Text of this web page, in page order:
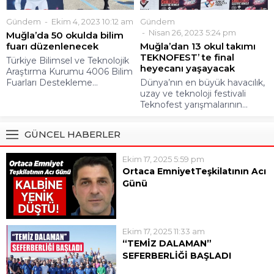
Gündem Ekim 4, 2023 10:12 am
Muğla’da 50 okulda bilim
fuarı düzenlenecek
Türkiye Bilimsel ve Teknolojik
Araştırma Kurumu 4006 Bilim
Fuarları Destekleme...
Gündem
Nisan 26, 2023 5:24 pm
Muğla’dan 13 okul takımı
TEKNOFEST’ te final
heyecanı yaşayacak
Dünya’nın en büyük havacılık,
uzay ve teknoloji festivali
Teknofest yarışmalarının...
GÜNCEL HABERLER
Ekim 17, 2025 5:59 pm
Ortaca EmniyetTeşkilatının Acı
Günü
Kanat geçirdiği kalp krizi sonucu
hayatını kaybetti.Engin Kanat’ın,
üç gün önce anjiyo olduğu,
Ekim 17, 2025 11:33 am
“TEMİZ DALAMAN”
SEFERBERLİĞİ BAŞLADI